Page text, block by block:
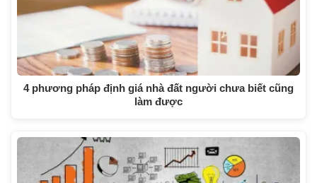
4 phương pháp định giá nhà đất người chưa biết cũng
làm được